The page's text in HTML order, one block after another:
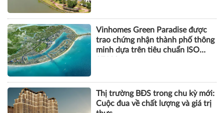
Hơn 1.000 căn nhà tại dự án Aqua
City đang thế chấp ngân hàng,
chủ đầu tư nói gì?
Vinhomes Green Paradise được
trao chứng nhận thành phố thông